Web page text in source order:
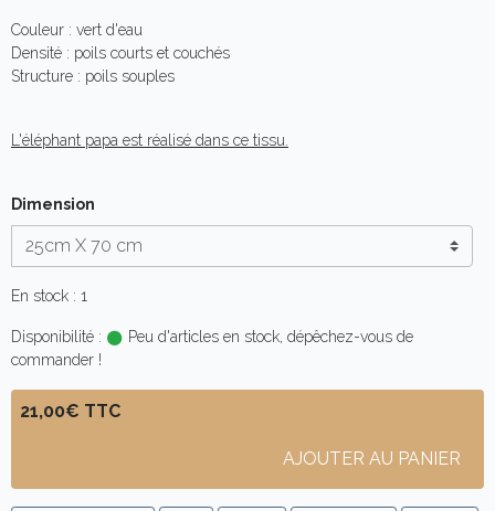
Couleur : vert d'eau
Densité : poils courts et couchés
Structure : poils souples
L'éléphant papa est réalisé dans ce tissu.
Dimension
En stock : 1
Disponibilité :
Peu d'articles en stock, dépêchez-vous de
commander !
21,00€ TTC
AJOUTER AU PANIER